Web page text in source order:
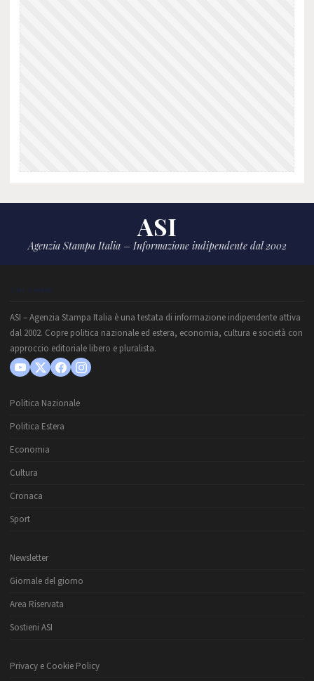
ASI
Agenzia Stampa Italia – Informazione indipendente dal 2002
CHI SIAMO
ASI – Agenzia Stampa Italia è una testata di informazione indipendente attiva
dal 2002. Copre politica nazionale ed estera, economia, cultura e società con
approccio editoriale libero e pluralista.
Politica Nazionale
Politica Estera
Economia
Cultura
Cronaca
Sport
Newsletter
Giornale del giorno
Area Riservata
Sostieni ASI
Privacy e Cookie Policy